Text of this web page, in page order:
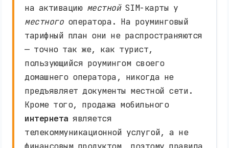
на активацию местнойSIM-карты у
местногооператора. На роуминговый
тарифный план они не распространяются
— точно так же, как турист,
пользующийся роумингом своего
домашнего оператора, никогда не
предъявляет документы местной сети.
Кроме того, продажа мобильного
интернета является
телекоммуникационной услугой, а не